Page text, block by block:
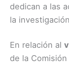
dedican a las
la
En relación al
de la